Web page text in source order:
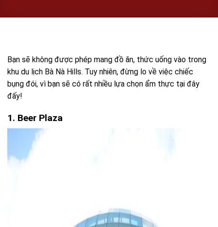
Bạn sẽ không được phép mang đồ ăn, thức uống vào trong
khu du lịch Bà Nà Hills. Tuy nhiên, đừng lo về việc chiếc
bụng đói, vì bạn sẽ có rất nhiều lựa chọn ẩm thực tại đây
đấy!
1. Beer Plaza